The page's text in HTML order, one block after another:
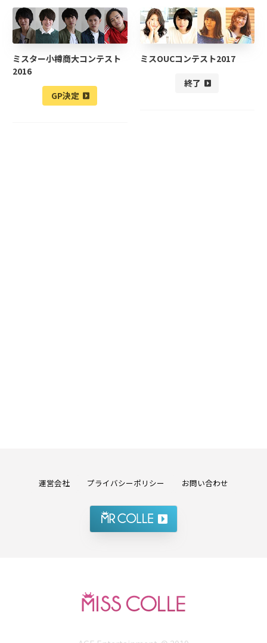
ミスター小樽商大コンテスト
2016
GP決定
ミスOUCコンテスト2017
終了
運営会社 プライバシーポリシー お問い合わせ